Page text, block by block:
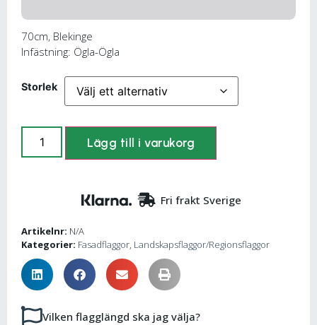
70cm, Blekinge
Infästning: Ögla-Ögla
Storlek
Lägg till i varukorg
Fri frakt Sverige
Artikelnr: N/A
Kategorier: Fasadflaggor, Landskapsflaggor/Regionsflaggor
Vilken flagglängd ska jag välja?